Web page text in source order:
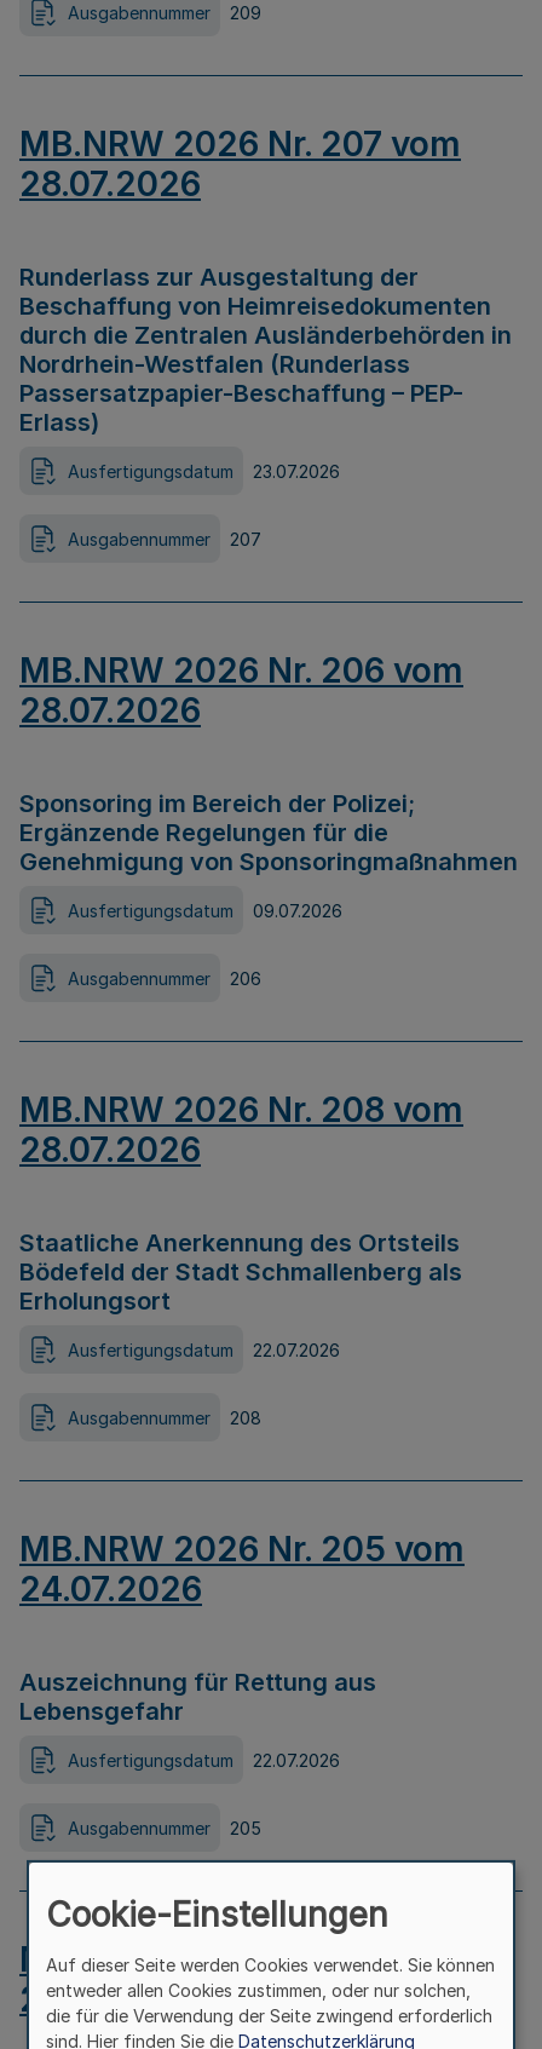
Ausgabennummer 209
MB.NRW 2026 Nr. 207 vom
28.07.2026
Runderlass zur Ausgestaltung der
Beschaffung von Heimreisedokumenten
durch die Zentralen Ausländerbehörden in
Nordrhein-Westfalen (Runderlass
Passersatzpapier-Beschaffung – PEP-
Erlass)
Ausfertigungsdatum 23.07.2026
Ausgabennummer 207
MB.NRW 2026 Nr. 206 vom
28.07.2026
Sponsoring im Bereich der Polizei;
Ergänzende Regelungen für die
Genehmigung von Sponsoringmaßnahmen
Ausfertigungsdatum 09.07.2026
Ausgabennummer 206
MB.NRW 2026 Nr. 208 vom
28.07.2026
Staatliche Anerkennung des Ortsteils
Bödefeld der Stadt Schmallenberg als
Erholungsort
Ausfertigungsdatum 22.07.2026
Ausgabennummer 208
MB.NRW 2026 Nr. 205 vom
24.07.2026
Auszeichnung für Rettung aus
Lebensgefahr
Ausfertigungsdatum 22.07.2026
Ausgabennummer 205
MB.NRW 2026 Nr. 204 vom
24.07.2026
Cookie-Einstellungen
Auf dieser Seite werden Cookies verwendet. Sie können
entweder allen Cookies zustimmen, oder nur solchen,
die für die Verwendung der Seite zwingend erforderlich
sind. Hier finden Sie die Datenschutzerklärung